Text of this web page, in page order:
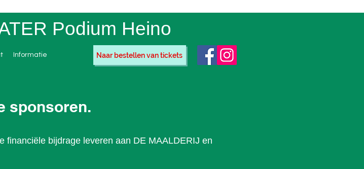
Podium Heino
Informatie Naar bestellen van tickets
sponsoren.
financiële bijdrage leveren aan DE MAALDERIJ en